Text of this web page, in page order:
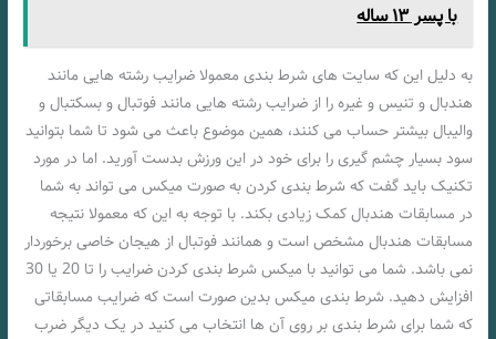
با پسر ۱۳ ساله
به دلیل این که سایت های شرط بندی معمولا ضرایب رشته هایی مانند
هندبال و تنیس و غیره را از ضرایب رشته هایی مانند فوتبال و بسکتبال و
والیبال بیشتر حساب می کنند، همین موضوع باعث می شود تا شما بتوانید
سود بسیار چشم گیری را برای خود در این ورزش بدست آورید. اما در مورد
تکنیک باید گفت که شرط بندی کردن به صورت میکس می تواند به شما
در مسابقات هندبال کمک زیادی بکند. با توجه به این که معمولا نتیجه
مسابقات هندبال مشخص است و همانند فوتبال از هیجان خاصی برخوردار
نمی باشد. شما می توانید با میکس شرط بندی کردن ضرایب را تا 20 یا 30
افزایش دهید. شرط بندی میکس بدین صورت است که ضرایب مسابقاتی
که شما برای شرط بندی بر روی آن ها انتخاب می کنید در یک دیگر ضرب